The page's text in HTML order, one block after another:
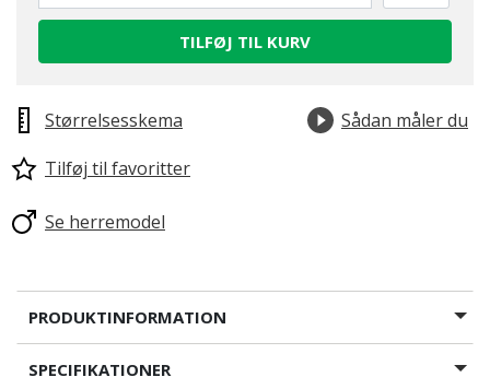
TILFØJ TIL KURV
Størrelsesskema
Sådan måler du
Tilføj til favoritter
Se herremodel
PRODUKTINFORMATION
SPECIFIKATIONER